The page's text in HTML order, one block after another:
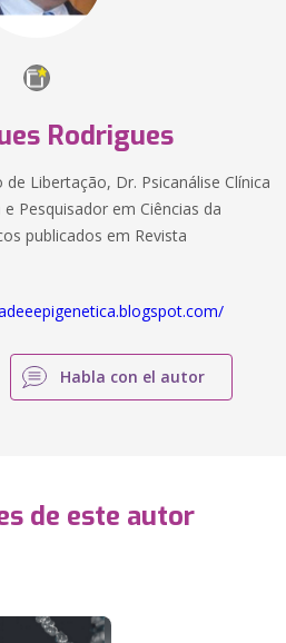
Rodrigues
Libertação, Dr. Psicanálise Clínica
Pesquisador em Ciências da
publicados em Revista
Habla con el autor
de este autor